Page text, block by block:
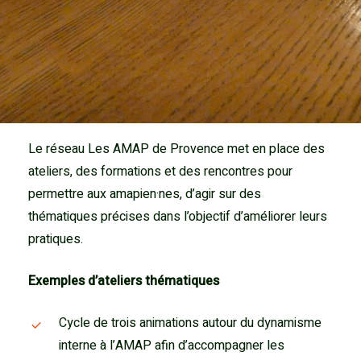
Le réseau Les AMAP de Provence met en placedes
ateliers,desformations etdesrencontres pour
permettre aux amapien·nes,d’agir sur des
thématiques précises dans l’objectif d’améliorer leurs
pratiques.
Exemples d’ateliers thématiques
Cycle de trois animations autour du dynamisme
interne à l’AMAP afin d’accompagner les